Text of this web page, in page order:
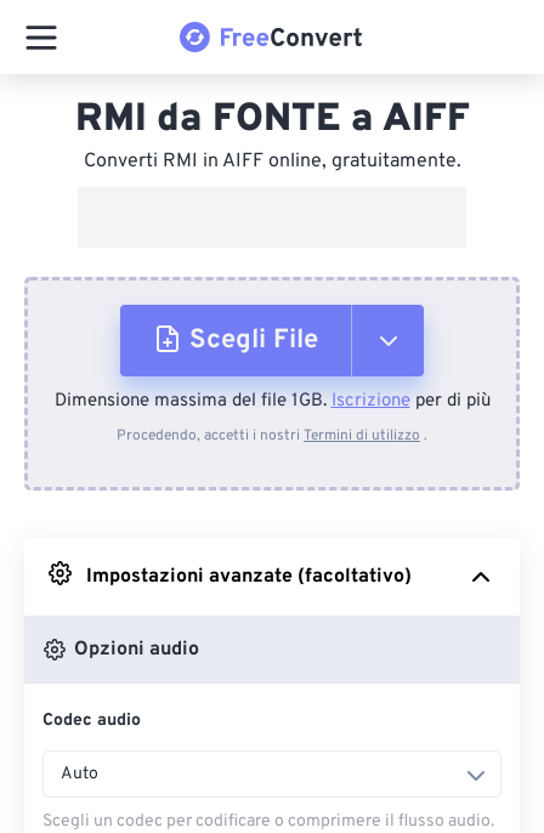
RMI da FONTE a AIFF
Converti RMI in AIFF online, gratuitamente.
Scegli File
Dal dispositivo
Da Google Drive
Dimensione massima del file 1GB.Iscrizioneper di più
Procedendo, accetti i nostri Termini di utilizzo .
Impostazioni avanzate (facoltativo)
Opzioni audio
Codec audio
Auto
Scegli un codec per codificare o comprimere il flusso audio.